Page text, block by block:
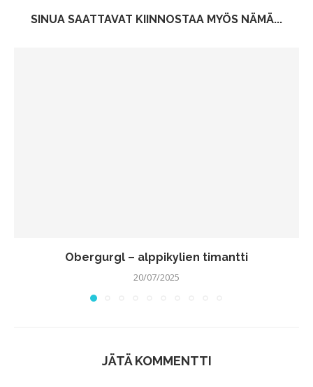
SINUA SAATTAVAT KIINNOSTAA MYÖS NÄMÄ...
Obergurgl – alppikylien timantti
20/07/2025
JÄTÄ KOMMENTTI